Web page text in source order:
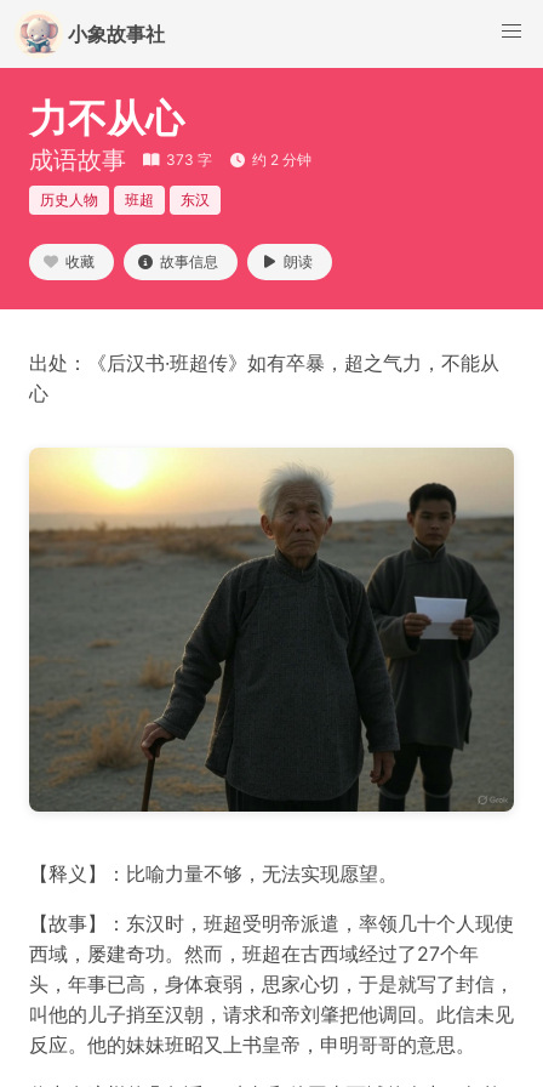
小象故事社
力不从心
成语故事 373 字 约 2 分钟
历史人物 班超 东汉
收藏 故事信息 朗读
出处：《后汉书·班超传》如有卒暴，超之气力，不能从
心
【释义】：比喻力量不够，无法实现愿望。
【故事】：东汉时，班超受明帝派遣，率领几十个人现使
西域，屡建奇功。然而，班超在古西域经过了27个年
头，年事已高，身体衰弱，思家心切，于是就写了封信，
叫他的儿子捎至汉朝，请求和帝刘肇把他调回。此信未见
反应。他的妹妹班昭又上书皇帝，申明哥哥的意思。